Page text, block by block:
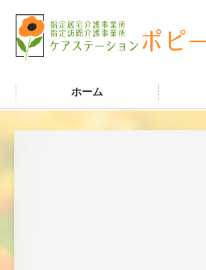
ホーム